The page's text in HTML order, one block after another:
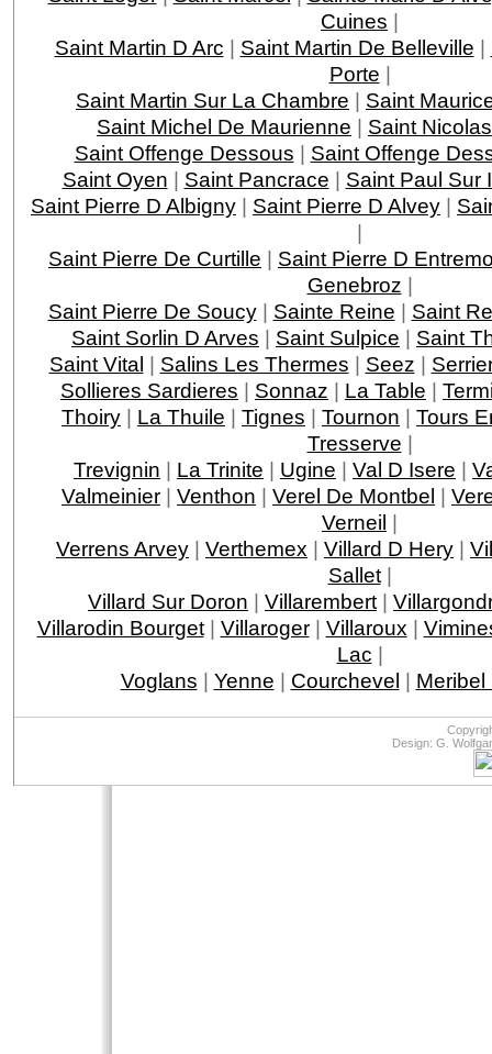
Cuines |
Saint Martin D Arc | Saint Martin De Belleville |
Porte |
Saint Martin Sur La Chambre | Saint
Saint Michel De Maurienne | Saint
Saint Offenge Dessous | Saint Offenge
Saint Oyen | Saint Pancrace | Saint Paul Sur
Saint Pierre D Albigny | Saint Pierre D Alvey |
|
Saint Pierre De Curtille | Saint Pierre D
Genebroz |
Saint Pierre De Soucy| Sainte Reine | Saint
Saint Sorlin D Arves | Saint Sulpice | Saint
Saint Vital | Salins Les Thermes | Seez |
Sollieres Sardieres | Sonnaz | La Table |
Thoiry | La Thuile | Tignes | Tournon | Tours
Tresserve |
Trevignin | La Trinite | Ugine | Val D Isere |
Valmeinier | Venthon | Verel De Montbel |
Verneil |
Verrens Arvey | Verthemex | Villard D Hery |
Sallet|
Villard Sur Doron | Villarembert |
Villarodin Bourget| Villaroger| Villaroux |
Lac |
Voglans | Yenne | Courchevel | Meribel
Design: G.